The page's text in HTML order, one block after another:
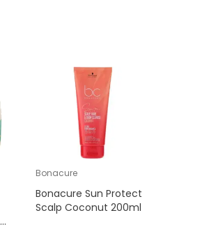
Bonacure
Bonacure Sun Protect
Scalp Coconut 200ml